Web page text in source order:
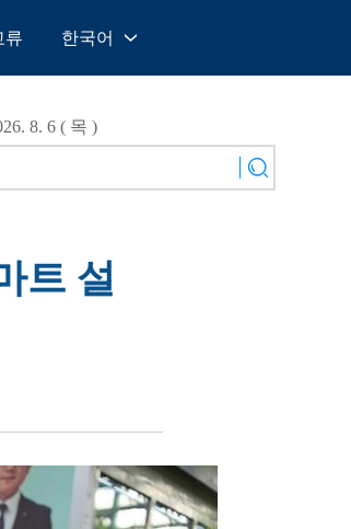
류 한국어
English
Español
日本語
8. 6 ( 목 )
트 설